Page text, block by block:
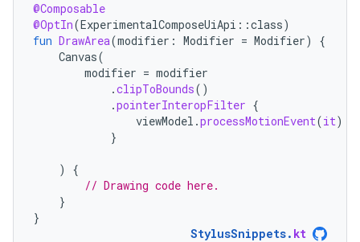
@Composable
@OptIn(ExperimentalComposeUiApi ::class)
fun DrawArea(modifier : Modifier = Modifier)
{
Canvas(
modifier = modifier
.clipToBounds()
.pointerInteropFilter {
viewModel .processMotionEvent(it)
}
)
{
// Drawing code here.
}
}
StylusSnippets. kt